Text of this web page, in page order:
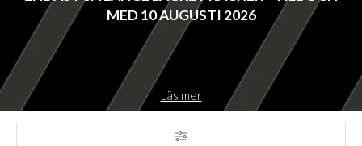
MED 10 AUGUSTI 2026
Läs mer